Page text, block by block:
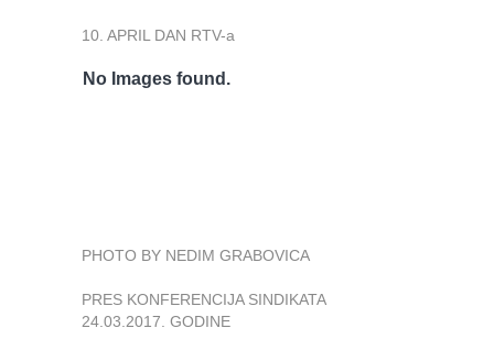
10. APRIL DAN RTV-a
No Images found.
PHOTO BY NEDIM GRABOVICA
PRES KONFERENCIJA SINDIKATA
24.03.2017. GODINE